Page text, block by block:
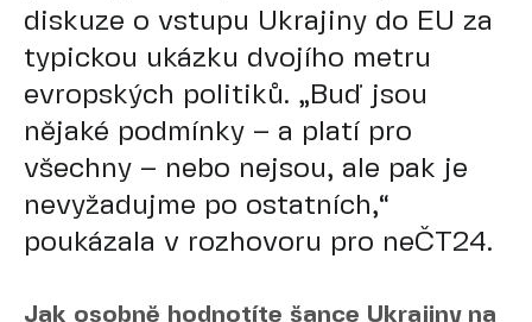
diskuze o vstupu Ukrajiny do EU za
typickou ukázku dvojího metru
evropských politiků. „Buď jsou
nějaké podmínky – a platí pro
všechny – nebo nejsou, ale pak je
nevyžadujme po ostatních,“
poukázala v rozhovoru pro neČT24.
Jak osobně hodnotíte šance Ukrajiny na